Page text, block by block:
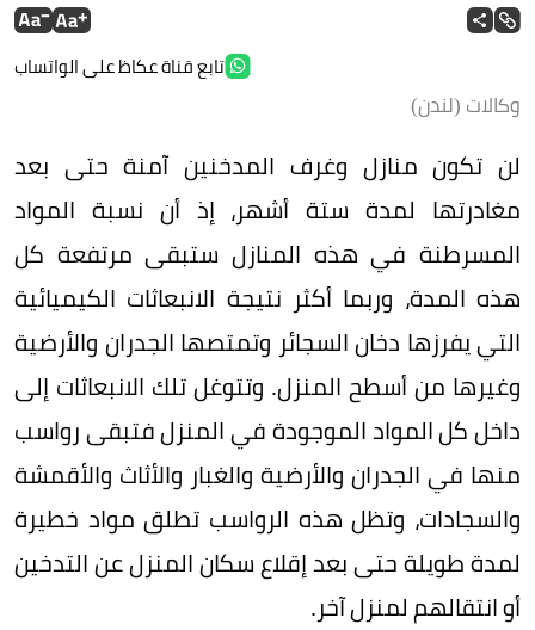
تابع قناة عكاظ على الواتساب
وكالات (لندن)
لن تكون منازل وغرف المدخنين آمنة حتى بعد
مغادرتها لمدة ستة أشهر، إذ أن نسبة المواد
المسرطنة في هذه المنازل ستبقى مرتفعة كل
هذه المدة، وربما أكثر نتيجة الانبعاثات الكيميائية
التي يفرزها دخان السجائر وتمتصها الجدران والأرضية
وغيرها من أسطح المنزل. وتتوغل تلك الانبعاثات إلى
داخل كل المواد الموجودة في المنزل فتبقى رواسب
منها في الجدران والأرضية والغبار والأثاث والأقمشة
والسجادات، وتظل هذه الرواسب تطلق مواد خطيرة
لمدة طويلة حتى بعد إقلاع سكان المنزل عن التدخين
أو انتقالهم لمنزل آخر.